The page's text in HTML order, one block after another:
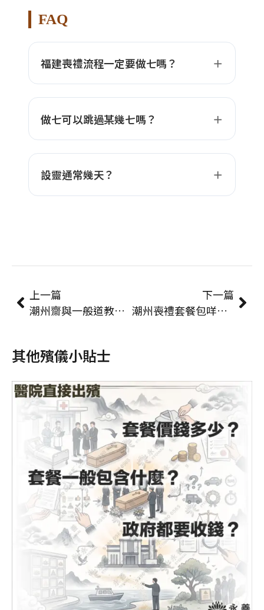
FAQ
福建喪禮流程一定要做七嗎？
做七可以跳過某幾七嗎？
設靈通常幾天？
上一篇
潮州齋與一般道教法事有咩唔同？儀式、音調、供品分別一次講清
下一篇
潮州喪禮套餐包咩？靈堂、法事、祭品逐項拆解
其他殯儀小貼士